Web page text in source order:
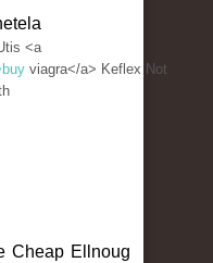
<a
viagra</a> Keflex Not
Cheap Ellnoug